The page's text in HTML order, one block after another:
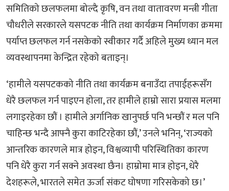
समितिको छलफलमा बोल्दै कृषि, वन तथा वातावरण मन्त्री गीता
चौधरीले सरकारले यसपटक नीति तथा कार्यक्रम निर्माणका क्रममा
पर्याप्त छलफल गर्न नसकेको स्वीकार गर्दै अहिले मुख्य ध्यान मल
व्यवस्थापनमा केन्द्रित रहेको बताइन्।
‘हामीले यसपटकको नीति तथा कार्यक्रम बनाउँदा तपाईहरूसँग
धेरै छलफल गर्न पाइएन होला, तर हामीले हाम्रो सारा प्रयास मलमा
लगाइरहेका छौं । हामीले अर्गानिक खानुपर्छ पनि भन्छौं र मल पनि
चाहिन्छ भन्दै आफ्नै कुरा काटिरहेका छौं,’ उनले भनिन्, ‘राज्यको
आन्तरिक कारणले मात्र होइन, विश्वव्यापी परिस्थितिका कारण
पनि धेरै कुरा गर्न सक्ने अवस्था छैन। हाम्रोमा मात्र होइन, धेरै
देशहरूले, भारतले समेत ऊर्जा संकट घोषणा गरिसकेको छ।’